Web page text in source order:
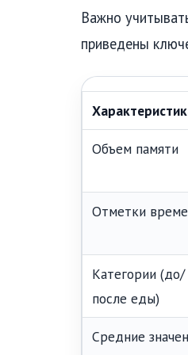
Важно
приведены
Объем памяти
Отметки
Категории (до/
после еды)
Средние